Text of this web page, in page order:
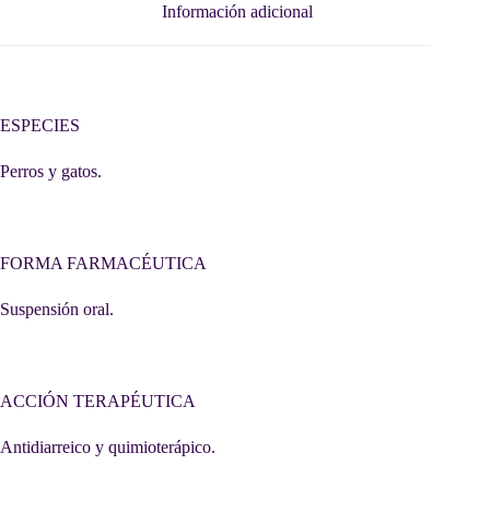
Información adicional
ESPECIES
Perros y gatos.
FORMA FARMACÉUTICA
Suspensión oral.
ACCIÓN TERAPÉUTICA
Antidiarreico y quimioterápico.